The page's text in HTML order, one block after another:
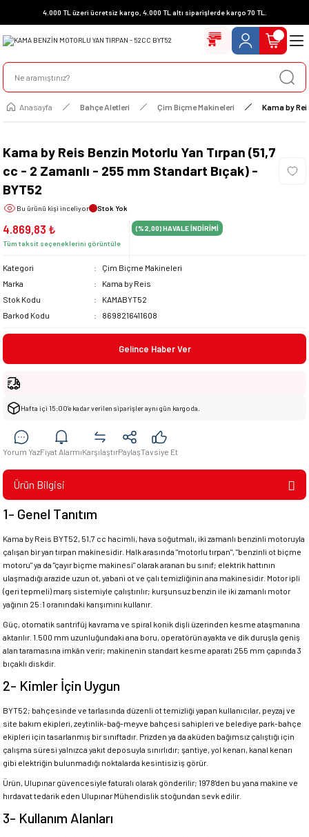
4.000 TL üzeri ücretsiz kargo, 4.000 TL altı siparişlerde kargo 70 TL.
Anasayfa Bahçe Aletleri Çim Biçme Makineleri Kama by
Kama by Reis Benzin Motorlu Yan Tırpan (51,7
cc - 2 Zamanlı - 255 mm Standart Bıçak) -
BYT52
Bu ürünü kişi inceliyor Stok Yok
4.869,83 ₺
Tüm taksit seçeneklerini görüntüle
(%2,00)HAVALE İNDİRİMİ
Kategori
Çim Biçme Makineleri
Marka
Kama by Reis
Stok Kodu
KAMABYT52
Barkod Kodu
8698216411608
Gelince Haber Ver
Hafta içi 15:00’e kadar verilen siparişler aynı gün kargoda.
Yorum YazFiyat AlarmıKarşılaştırPaylaşTavsiye Et
Ürün Bilgisi
1- Genel Tanıtım
Kama by Reis BYT52, 51,7 cc hacimli, hava soğutmalı, iki zamanlı benzinli motoruyla
çalışan bir yan tırpan makinesidir. Halk arasında "motorlu tırpan", "benzinli ot biçme
motoru" ya da "çayır biçme makinesi" olarak aranan bu sınıf; elektrik hattının
ulaşmadığı arazide uzun ot, yabani ot ve çalı temizliğinin ana makinesidir. Motor ipli
(geri tepmeli) marş sistemiyle çalıştırılır; kurşunsuz benzin ile iki zamanlı motor
yağının 25:1 oranındaki karışımını kullanır.
Güç, otomatik santrifüj kavrama ve spiral konik dişli üzerinden kesme ataşmanına
aktarılır. 1.500 mm uzunluğundaki ana boru, operatörün ayakta ve dik duruşla geniş
alan taramasına imkân verir; makinenin standart kesme aparatı 255 mm çapında 3
bıçaklı diskdir.
2- Kimler İçin Uygun
BYT52; bahçesinde ve tarlasında düzenli ot temizliği yapan kullanıcılar, peyzaj ve
site bakım ekipleri, zeytinlik-bağ-meyve bahçesi sahipleri ve belediye park-bahçe
ekipleri için tasarlanmış bir sınıftadır. Prizden ya da aküden bağımsız çalıştığı için
çalışma süresi yalnızca yakıt deposuyla sınırlıdır; şantiye, yol kenarı, kanal kenarı
gibi elektriğin bulunmadığı noktalarda kesintisiz iş görür.
Ürün, Ulupınar güvencesiyle faturalı olarak gönderilir; 1978'den bu yana makine ve
hırdavat tedarik eden Ulupınar Mühendislik stoğundan sevk edilir.
3- Kullanım Alanları